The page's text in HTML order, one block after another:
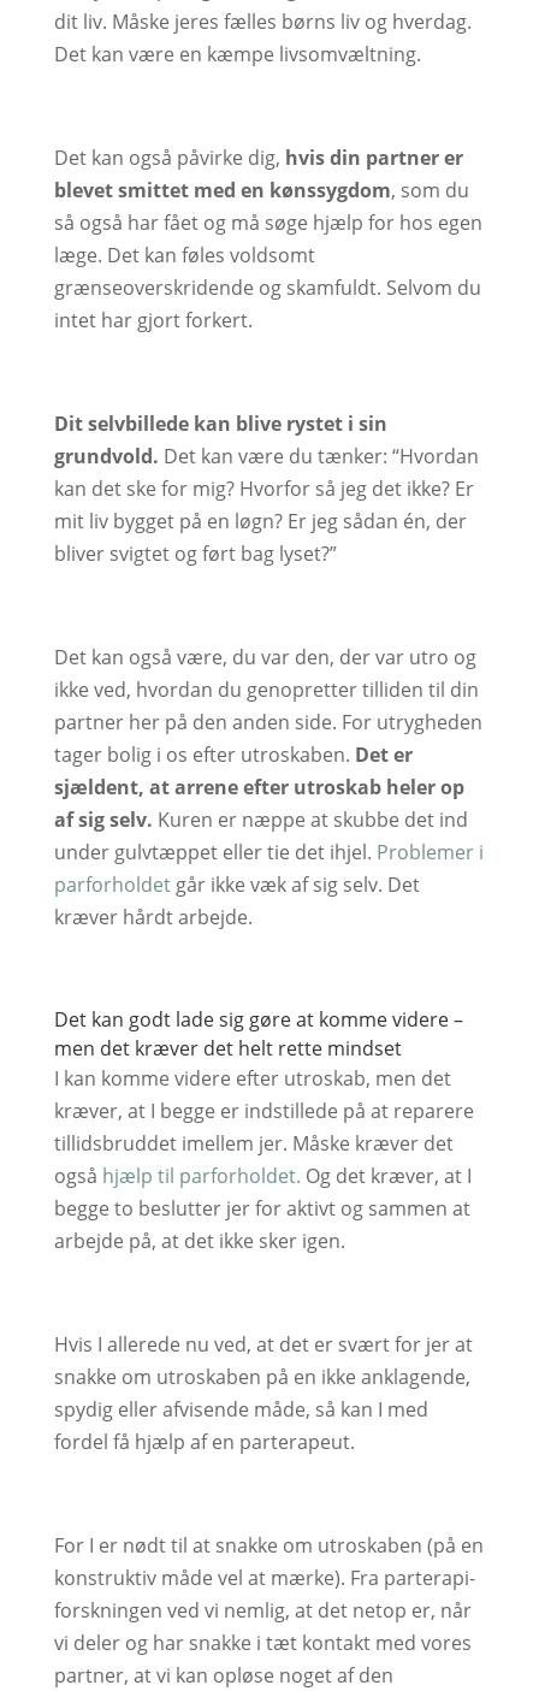
dit liv. Måske jeres fælles børns liv og hverdag.
Det kan være en kæmpe livsomvæltning.
Det kan også påvirke dig, hvis din partner er
blevet smittet med en kønssygdom, som du
så også har fået og må søge hjælp for hos egen
læge. Det kan føles voldsomt
grænseoverskridende og skamfuldt. Selvom du
intet har gjort forkert.
Dit selvbillede kan blive rystet i sin
grundvold. Det kan være du tænker: “Hvordan
kan det ske for mig? Hvorfor så jeg det ikke? Er
mit liv bygget på en løgn? Er jeg sådan én, der
bliver svigtet og ført bag lyset?”
Det kan også være, du var den, der var utro og
ikke ved, hvordan du genopretter tilliden til din
partner her på den anden side. For utrygheden
tager bolig i os efter utroskaben. Det er
sjældent, at arrene efter utroskab heler op
af sig selv. Kuren er næppe at skubbe det ind
under gulvtæppet eller tie det ihjel. Problemer i
parforholdet går ikke væk af sig selv. Det
kræver hårdt arbejde.
Det kan godt lade sig gøre at komme videre –
men det kræver det helt rette mindset
I kan komme videre efter utroskab, men det
kræver, at I begge er indstillede på at reparere
tillidsbruddet imellem jer. Måske kræver det
også hjælp til parforholdet. Og det kræver, at I
begge to beslutter jer for aktivt og sammen at
arbejde på, at det ikke sker igen.
Hvis I allerede nu ved, at det er svært for jer at
snakke om utroskaben på en ikke anklagende,
spydig eller afvisende måde, så kan I med
fordel få hjælp af en parterapeut.
For I er nødt til at snakke om utroskaben (på en
konstruktiv måde vel at mærke). Fra parterapi-
forskningen ved vi nemlig, at det netop er, når
vi deler og har snakke i tæt kontakt med vores
partner, at vi kan opløse noget af den